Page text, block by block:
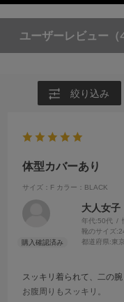
ユーザーレビュー （
絞り込み
体型カバーあり
サイズ：F カラー：BLACK
大人女子
年代:50代
靴のサイズ:
都道府県:東
スッキリ着られて、二の腕
お腹周りもスッキリ。